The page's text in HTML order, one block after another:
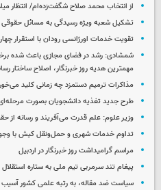
از انتخاب محمد صلاح شگفت‌زده‌ام/ انتظار
تشکیل شعبه ویژه رسیدگی به مسائل حقوقی
تقویت خدمات اورژانسی رودان با استقرار
شمشادی: رشد در فضای مجازی باعث شده برخی
مهمترین هدیه‌ روز خبرنگار، اصلاح ساختار
مذاکرات ترمیم دستمزد چه زمانی کلید
طرح جدید تغذیه دانشجویان بصورت
وزیر علوم: علم قدرت می‌آفریند و رسانه از
تداوم خدمات شهری و حمل‌ونقل کیش با
مراسم گرامیداشت روز خبرنگار در اردبیل
پیغام تند سرمربی تیم ملی به ستاره استقلال
سیاست ضد مقاله، به رتبه علمی کشور